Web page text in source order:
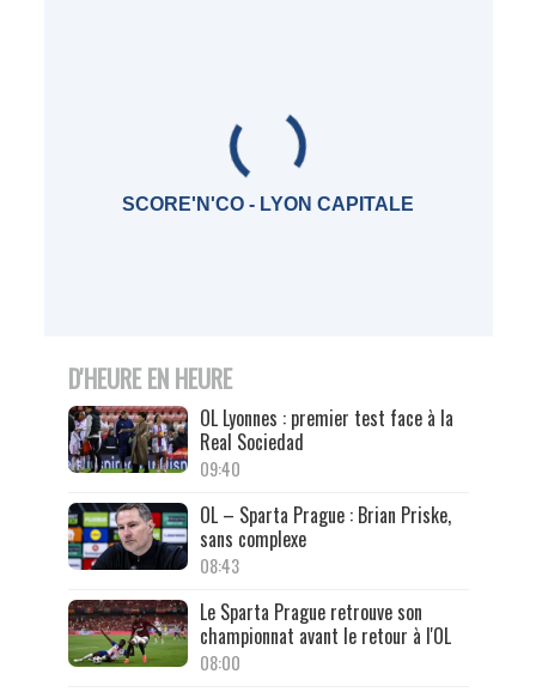
SCORE'N'CO - LYON CAPITALE
D'HEURE EN HEURE
OL Lyonnes : premier test face à la
Real Sociedad
09:40
OL – Sparta Prague : Brian Priske,
sans complexe
08:43
Le Sparta Prague retrouve son
championnat avant le retour à l'OL
08:00